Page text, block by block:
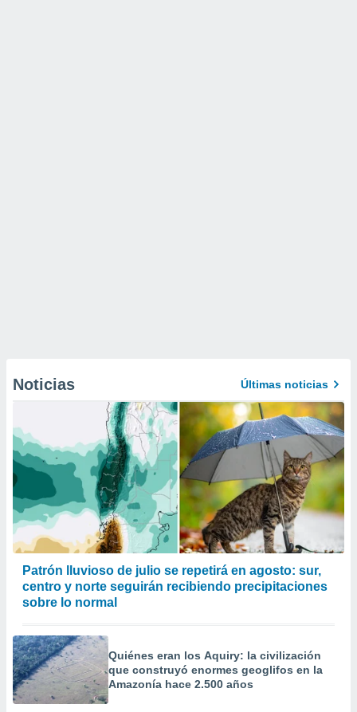
Noticias Últimas noticias
Patrón lluvioso de julio se repetirá en agosto: sur,
centro y norte seguirán recibiendo precipitaciones
sobre lo normal
Quiénes eran los Aquiry: la civilización
que construyó enormes geoglifos en la
Amazonía hace 2.500 años